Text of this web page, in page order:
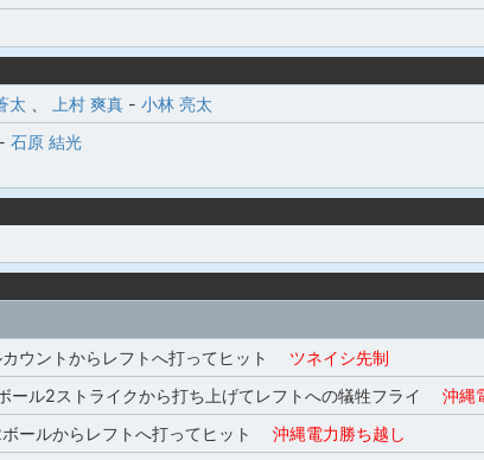
太 上村 爽真 - 小林 亮太
- 石原 結光
ウントからレフトへ打ってヒット ツネイシ先制
ール2ストライクから打ち上げてレフトへの犠牲フライ
沖縄
ールからレフトへ打ってヒット
沖縄電力勝ち越し